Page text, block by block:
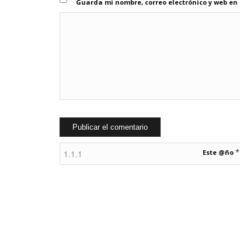
Guarda mi nombre, correo electrónico y web
Este @ño *